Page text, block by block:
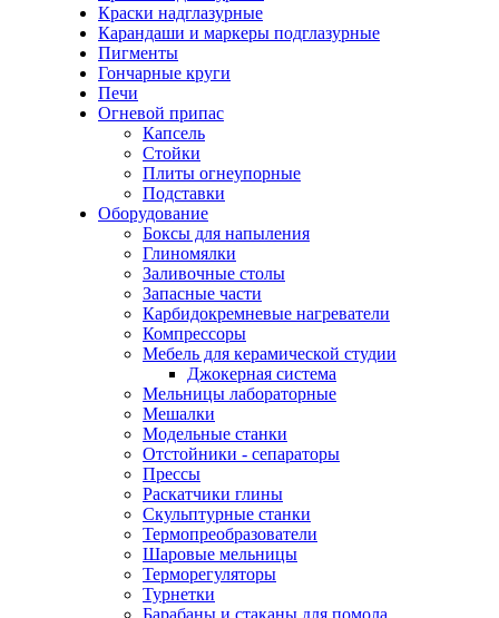
Краски надглазурные
Карандаши и маркеры подглазурные
Пигменты
Гончарные круги
Печи
Огневой припас
Капсель
Стойки
Плиты огнеупорные
Подставки
Оборудование
Боксы для напыления
Глиномялки
Заливочные столы
Запасные части
Карбидокремневые нагреватели
Компрессоры
Мебель для керамической студии
Джокерная система
Мельницы лабораторные
Мешалки
Модельные станки
Отстойники - сепараторы
Прессы
Раскатчики глины
Скульптурные станки
Термопреобразователи
Шаровые мельницы
Терморегуляторы
Турнетки
Барабаны и стаканы для помола